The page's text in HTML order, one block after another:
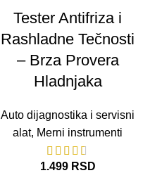
Tester Antifriza i
Rashladne Tečnosti
– Brza Provera
Hladnjaka
Auto dijagnostika i servisni
alat, Merni instrumenti
1.499 RSD